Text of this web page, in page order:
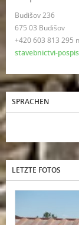
Budišov 236
675 03 Budišov
+420 603 813 295
stavebnictvi-
SPRACHEN
LETZTE FOTOS